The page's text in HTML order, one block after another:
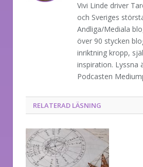
Vivi Linde driver
och Sveriges
Andliga/Mediala
över 90 stycken
inriktning kropp,
inspiration. Lyssna
Podcasten
RELATERAD LÄSNING